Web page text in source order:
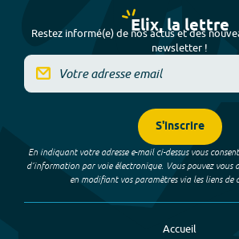
Elix, la lettre
Restez informé(e) de nos actus et des
newsletter !
S'inscrire
En indiquant votre adresse e-mail ci-dessus vous
d’information par voie électronique. Vous pouvez vous
en modifiant vos paramètres via les liens de
Accueil